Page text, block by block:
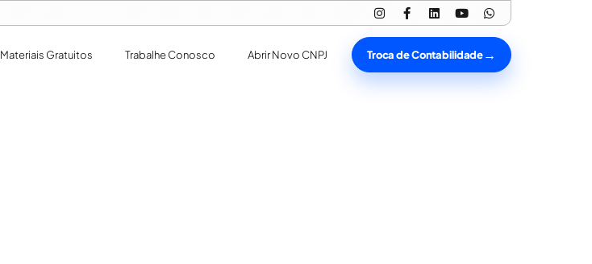
Materiais Gratuitos Trabalhe Conosco Abrir Novo CNPJ Troca de Contabilidade